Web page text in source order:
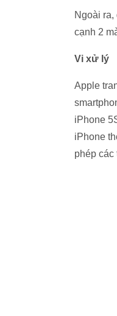
Ngoài
cạnh 2
Vi xử lý
Apple
iPhone
iPhone
phép các